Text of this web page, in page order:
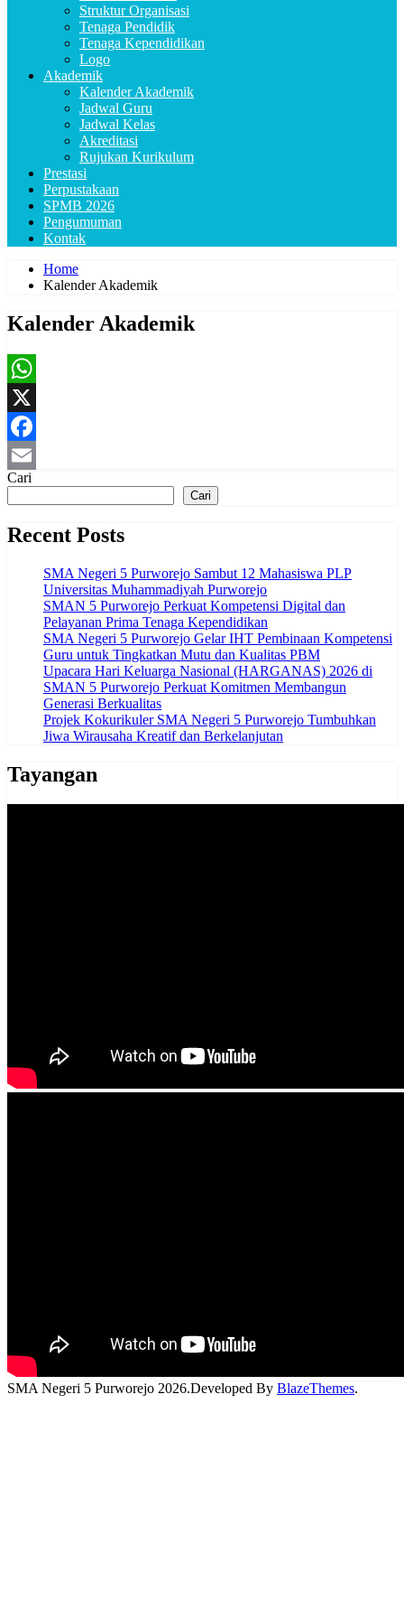
Struktur Organisasi
Tenaga Pendidik
Tenaga Kependidikan
Logo
Akademik
Kalender Akademik
Jadwal Guru
Jadwal Kelas
Akreditasi
Rujukan Kurikulum
Prestasi
Perpustakaan
SPMB 2026
Pengumuman
Kontak
Home
Kalender Akademik
Kalender Akademik
WhatsApp
X
Facebook
Email
Cari
Cari
Recent Posts
SMA Negeri 5 Purworejo Sambut 12 Mahasiswa PLP
Universitas Muhammadiyah Purworejo
SMAN 5 Purworejo Perkuat Kompetensi Digital dan
Pelayanan Prima Tenaga Kependidikan
SMA Negeri 5 Purworejo Gelar IHT Pembinaan Kompetensi
Guru untuk Tingkatkan Mutu dan Kualitas PBM
Upacara Hari Keluarga Nasional (HARGANAS) 2026 di
SMAN 5 Purworejo Perkuat Komitmen Membangun
Generasi Berkualitas
Projek Kokurikuler SMA Negeri 5 Purworejo Tumbuhkan
Jiwa Wirausaha Kreatif dan Berkelanjutan
Tayangan
SMA Negeri 5 Purworejo 2026.Developed By BlazeThemes.